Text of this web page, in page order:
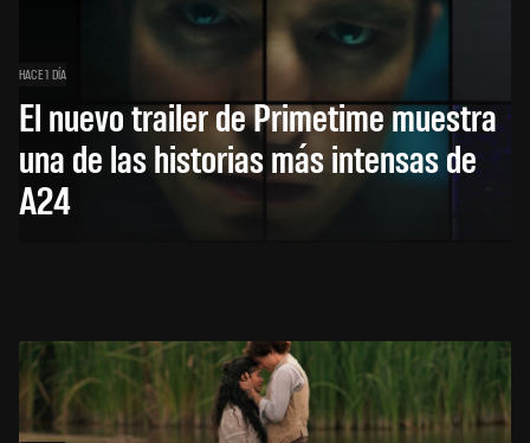
HACE 1 DÍA
El nuevo trailer de Primetime muestra
una de las historias más intensas de
A24